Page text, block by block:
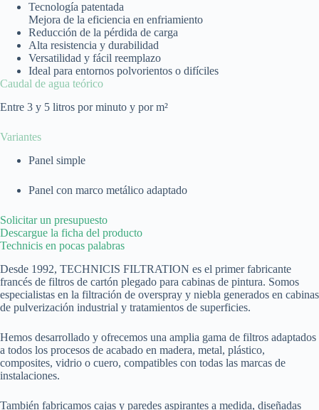
Tecnología patentada
Mejora de la eficiencia en enfriamiento
Reducción de la pérdida de carga
Alta resistencia y durabilidad
Versatilidad y fácil reemplazo
Ideal para entornos polvorientos o difíciles
Caudal de agua teórico
Entre 3 y 5 litros por minuto y por m²
Variantes
Panel simple
Panel con marco metálico adaptado
Solicitar un presupuesto
Descargue la ficha del producto
Technicis en pocas palabras​
Desde 1992, TECHNICIS FILTRATION es el primer fabricante
francés de filtros de cartón plegado para cabinas de pintura. Somos
especialistas en la filtración de overspray y niebla generados en cabinas
de pulverización industrial y tratamientos de superficies.
Hemos desarrollado y ofrecemos una amplia gama de filtros adaptados
a todos los procesos de acabado en madera, metal, plástico,
composites, vidrio o cuero, compatibles con todas las marcas de
instalaciones.
También fabricamos cajas y paredes aspirantes a medida, diseñadas